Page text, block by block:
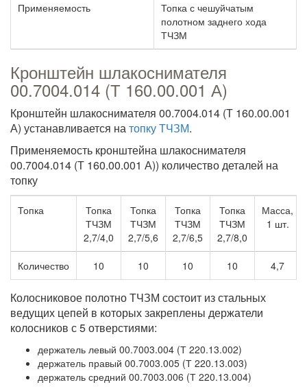
Применяемость
Топка с чешуйчатым
полотном заднего хода
ТЧЗМ
Кронштейн шлакоснимателя
00.7004.014 (Т 160.00.001 А)
Кронштейн шлакоснимателя 00.7004.014 (Т 160.00.001
А) устанавливается натопку ТЧЗМ.
Применяемость кронштейна шлакоснимателя
00.7004.014 (Т 160.00.001 А)) количество деталей на
топку
Топка
Топка
ТЧЗМ
2,7/4,0
Топка
ТЧЗМ
2,7/5,6
Топка
ТЧЗМ
2,7/6,5
Топка
ТЧЗМ
2,7/8,0
Масса,
1 шт.
Количество 10 10 10 10 4,7
Колосниковое полотно ТЧЗМ состоит из стальных
ведущих цепей в которых закреплены держатели
колосников с 5 отверстиями:
держатель левый 00.7003.004 (Т 220.13.002)
держатель правый 00.7003.005 (Т 220.13.003)
держатель средний 00.7003.006 (Т 220.13.004)